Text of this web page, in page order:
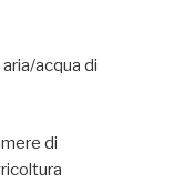
acqua di
di